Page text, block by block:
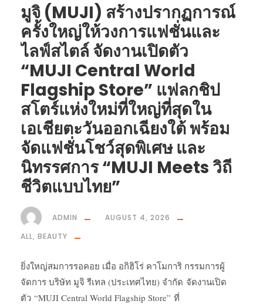
มูจิ (MUJI) สร้างปรากฏการณ์
ครั้งใหญ่ให้วงการแฟชั่นและ
ไลฟ์สไตล์ จัดงานเปิดตัว
“MUJI Central World
Flagship Store” แฟลกชิป
สโตร์แห่งใหม่ที่ใหญ่ที่สุดใน
เอเชียตะวันออกเฉียงใต้ พร้อม
จัดแฟชั่นโชว์สุดพิเศษ และ
นิทรรศการ “MUJI Meets วิถี
ชีวิตแบบไทย”
ADMIN
AUGUST 4, 2026
ALL, BEAUTY
ยิ่งใหญ่สมการรอคอย เมื่อ อกิฮิโร่ คาโมการิ กรรมการผู้
จัดการ บริษัท มูจิ รีเทล (ประเทศไทย) จำกัด จัดงานเปิด
ตัว “MUJI Central World Flagship Store” ที่